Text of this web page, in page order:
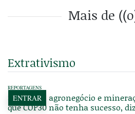
Mais de
Extrativismo
REPORTAGENS
Setores do agronegócio e
que COP30 não tenha sucesso,
ENTRAR